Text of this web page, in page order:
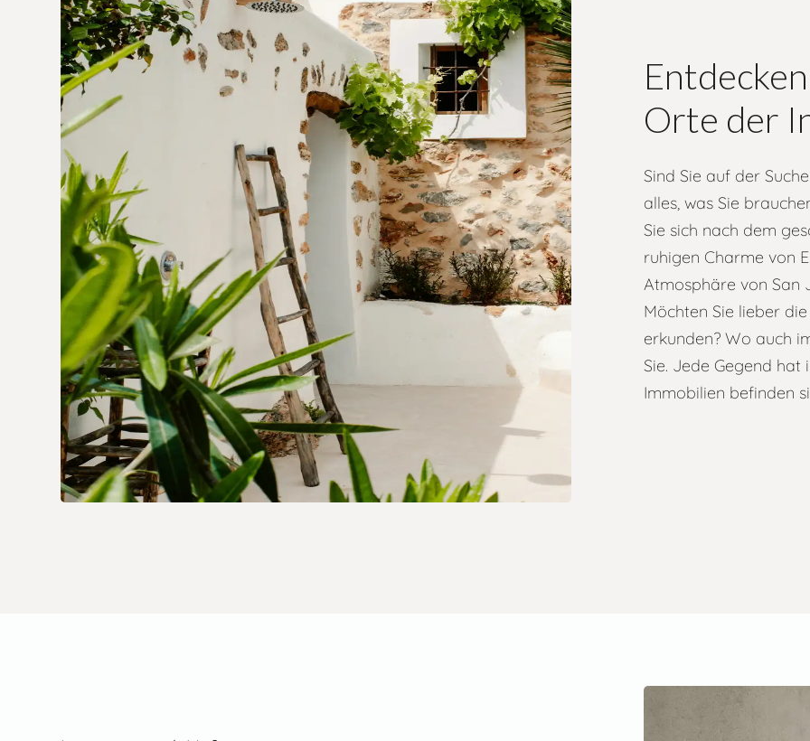
Orte der
Sind Sie auf der
alles, was Sie
Sie sich nach dem
ruhigen Charme von
Atmosphäre von San
Möchten Sie lieber
erkunden? Wo auch
Sie. Jede Gegend hat
Immobilien befinden